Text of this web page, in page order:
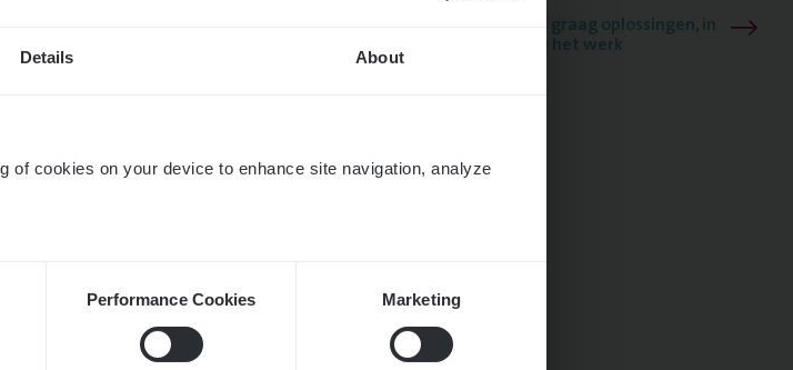
Details About
of cookies on your device to enhance site navigation, analyze
Performance Cookies Marketing
Thalia zoekt graag oplossingen, in
games én op het werk